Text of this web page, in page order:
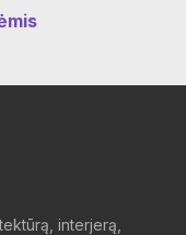
interjerą,